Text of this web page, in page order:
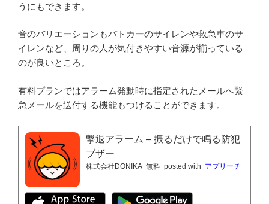
うにもできます。
音のバリエーションもパトカーのサイレンや救急車のサ
イレンなど、周りの人が気付きやすい音源が揃っている
のが良いところ。
有料プランではアラーム発動時に指定されたメールへ緊
急メールを送付する機能もつけることができます。
撃退アラーム – 振るだけで鳴る防犯
ブザー
株式会社DONIKA 無料 posted with アプリーチ